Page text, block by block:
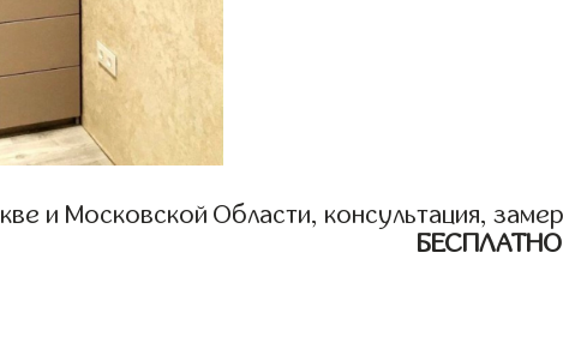
и Московской Области, консультация,
БЕСПЛАТНО